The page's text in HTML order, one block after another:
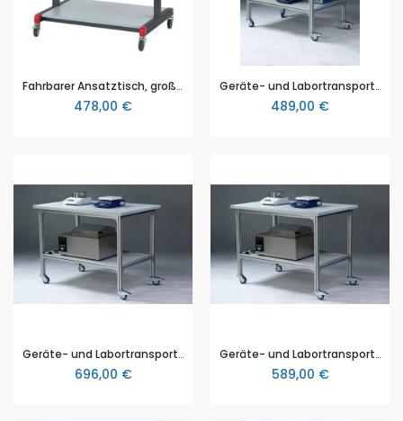
Fahrbarer Ansatztisch, groß, Tischfläche: 100 cm x 75 cm, Höhe: 90 cm
478,00 €
Geräte- und Labortransportwagen mit Polypropylenplatten (PP), Höhe 75 cm, Breite 65 cm, Tiefe 45 cm, Nutzlast 120kg.
489,00 €
Geräte- und Labortransportwagen mit Melamintischplatte, Höhe 90 cm, Breite 120 cm, Tiefe 75 cm, Nutzlast 150kg
696,00 €
Geräte- und Labortransportwagen mit Melamintischplatte, Höhe 75 cm, Breite 90 cm, Tiefe 75 cm, Nutzlast 120kg
589,00 €